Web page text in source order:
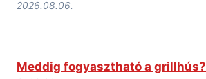
2026.08.06.
Meddig fogyasztható a grillhús?